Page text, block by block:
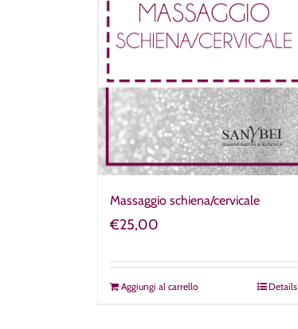
Massaggio schiena/cervicale
€25,00
Aggiungi al carrello Details